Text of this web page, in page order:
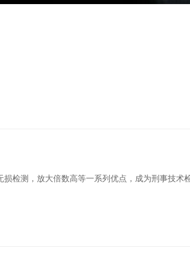
检测，放大倍数高等一系列优点，成为刑事技术